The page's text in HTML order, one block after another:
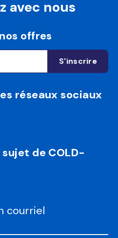
avec nous
offres
réseaux sociaux
de COLD-
courriel